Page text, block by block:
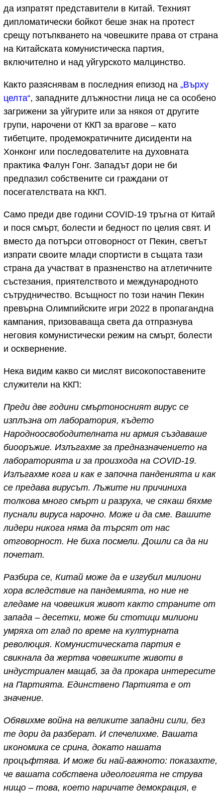
да изпратят представители в Китай. Техният
дипломатически бойкот беше знак на протест
срещу потъпкването на човешките права от страна
на Китайската комунистическа партия,
включително и над уйгурското малцинство.
Както разяснявам в последния епизод на „Върху
целта“, западните длъжностни лица не са особено
загрижени за уйгурите или за някоя от другите
групи, нарочени от ККП за врагове – като
тибетците, продемократичните дисиденти на
Хонконг или последователите на духовната
практика Фалун Гонг. Западът дори не би
предпазил собствените си граждани от
посегателствата на ККП.
Само преди две години COVID-19 тръгна от Китай
и пося смърт, болести и бедност по целия свят. И
вместо да потърси отговорност от Пекин, светът
изпрати своите млади спортисти в същата тази
страна да участват в празненство на атлетичните
състезания, приятелството и международното
сътрудничество. Всъщност по този начин Пекин
превърна Олимпийските игри 2022 в пропагандна
кампания, призоваваща света да отпразнува
неговия комунистически режим на смърт, болести
и осквернение.
Нека видим какво си мислят високопоставените
служители на ККП:
Преди две години смъртоносният вирус се
изплъзна от лаборатория, където
Народноосвободителната ни армия създаваше
биооръжие. Излъгахме за предназначението на
лабораторията и за произхода на COVID-19.
Излъгахме кога и как е започна панденията и как
се предава вирусът. Лъжите ни причиниха
толкова много смърт и разруха, че сякаш бяхме
пуснали вируса нарочно. Може и да сме. Вашите
лидери никога няма да търсят от нас
отговорност. Не биха посмели. Дошли са да ни
почетат.
Разбира се, Китай може да е изгубил милиони
хора вследствие на пандемията, но ние не
гледаме на човешкия живот както страните от
запада – десетки, може би стотици милиони
умряха от глад по време на културната
революция. Комунистическата партия е
свикнала да жертва човешките животи в
индустриален мащаб, за да прокара интересите
на Партията. Единствено Партията е от
значение.
Обявихме война на великите западни сили, без
те дори да разберат. И спечелихме. Вашата
икономика се срина, докато нашата
процъфтява. И може би най-важното: показахте,
че вашата собствена идеологията не струва
нищо – това, което наричате демокрация, е